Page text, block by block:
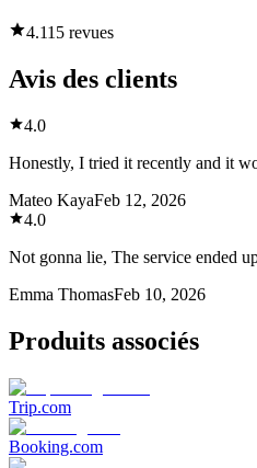
4.115 revues
Avis des clients
4.0
Honestly, I tried it recently and it
Mateo KayaFeb 12, 2026
4.0
Not gonna lie, The service ended
Emma ThomasFeb 10, 2026
Produits associés
Trip.com
Booking.com